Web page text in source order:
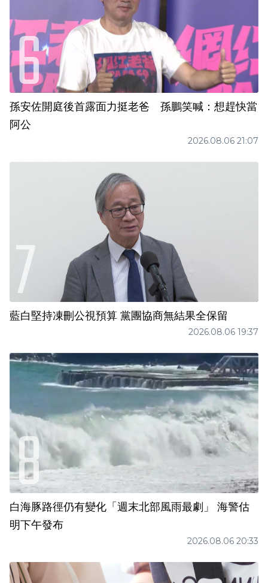
孫安佐開庭後首露面力挺老爸 孫鵬笑喊：想趕快當
阿公
2026.08.06 21:07
藍白堅持凍刪公視預算 黨團協商無結果全保留
2026.08.06 19:37
白海豚路徑仍有變化「週末北部風雨最劇」 海警估
明下午發布
2026.08.06 20:33